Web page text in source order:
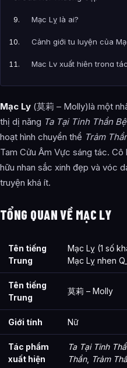
Mạc Lỵ là ai?
Cảnh giới tu luyện của
Mạc Lỵ xuất hiện trong
Thông tin về Mạc Lỵ
Mạc Ly (莫莉 – Molly)là một
thị dị năng Ta Tại Tinh Thần
hoạt hình chuyển thể Trảm
Tam Cửu Âm Vực sáng tác.
hữu nhan sắc xinh đẹp và vóc
truyện khá ít.
TỔNG QUAN VỀ MẠC LY
Tên tiếng
Trung
Mạc Lỵ (1 số
Mạc Lỵ nhen
Tên tiếng
Trung
莫莉 – Molly
Giới tính Nữ
Tác phẩm
xuất hiện
Ta Tại Tinh
Thần, Trảm